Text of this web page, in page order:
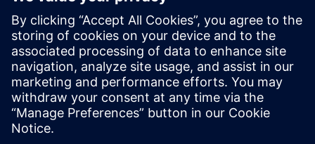
©Siemens 2026
Vállalati információk
Adatvédelmi nyilatkozat
Cookie (süti) tájékoztató